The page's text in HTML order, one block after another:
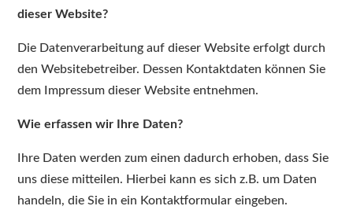
dieser Website?
Die Datenverarbeitung auf dieser Website erfolgt durch
den Websitebetreiber. Dessen Kontaktdaten können Sie
dem Impressum dieser Website entnehmen.
Wie erfassen wir Ihre Daten?
Ihre Daten werden zum einen dadurch erhoben, dass Sie
uns diese mitteilen. Hierbei kann es sich z.B. um Daten
handeln, die Sie in ein Kontaktformular eingeben.